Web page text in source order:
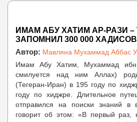
ИМАМ АБУ ХАТИМ АР-РАЗИ –
ЗАПОМНИЛ 300 000
Автор: Мавляна Мухаммад Аббас
Имам Абу Хатим, Мухаммад
смилуется над ним Аллах)
(Тегеран-Иран) в 195 году по
году по хиджре. Длительное
отправился на поиски знаний в
говорит об этом: «В первый раз,